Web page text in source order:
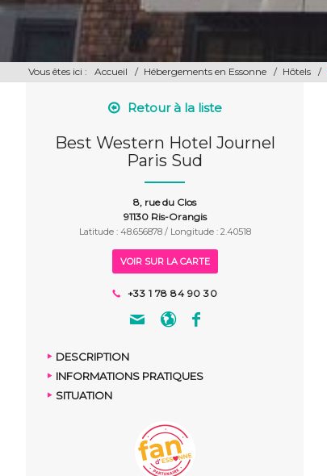
Vous êtes ici : Accueil / Hébergements en Essonne / Hôtels /
Retour à la liste
Best Western Hotel Journel
Paris Sud
8, rue du Clos
91130 Ris-Orangis
Latitude : 48.656878 / Longitude : 2.40518
VOIR SUR LA CARTE
+33 1 78 84 90 30
DESCRIPTION
INFORMATIONS PRATIQUES
SITUATION